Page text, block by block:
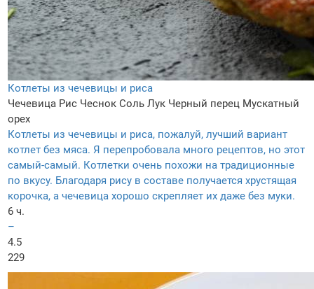
Котлеты из чечевицы и риса
Чечевица Рис Чеснок Соль Лук Черный перец Мускатный
орех
Котлеты из чечевицы и риса, пожалуй, лучший вариант
котлет без мяса. Я перепробовала много рецептов, но этот
самый-самый. Котлетки очень похожи на традиционные
по вкусу. Благодаря рису в составе получается хрустящая
корочка, а чечевица хорошо скрепляет их даже без муки.
6 ч.
–
4.5
229